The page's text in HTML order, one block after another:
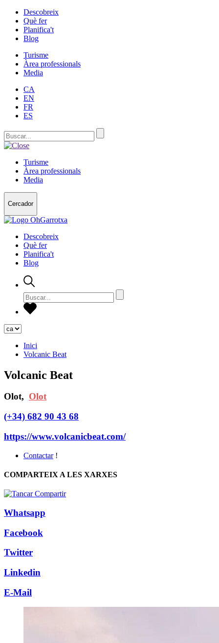
Descobreix
Què fer
Planifica't
Blog
Turisme
Àrea professionals
Media
CA
EN
FR
ES
Turisme
Àrea professionals
Media
Cercador
Descobreix
Què fer
Planifica't
Blog
Inici
Volcanic Beat
Volcanic Beat
Olot, Olot
(+34) 682 90 43 68
https://www.volcanicbeat.com/
Contactar !
COMPARTEIX A LES XARXES
Whatsapp
Facebook
Twitter
Linkedin
E-Mail